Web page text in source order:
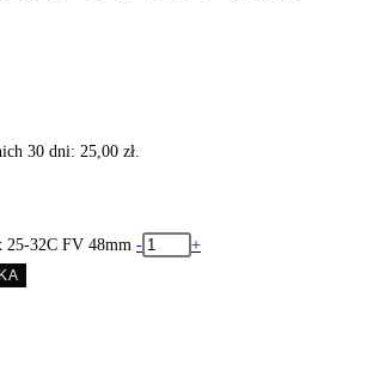
30 dni: 25,00 zł
25-32C FV 48mm - +